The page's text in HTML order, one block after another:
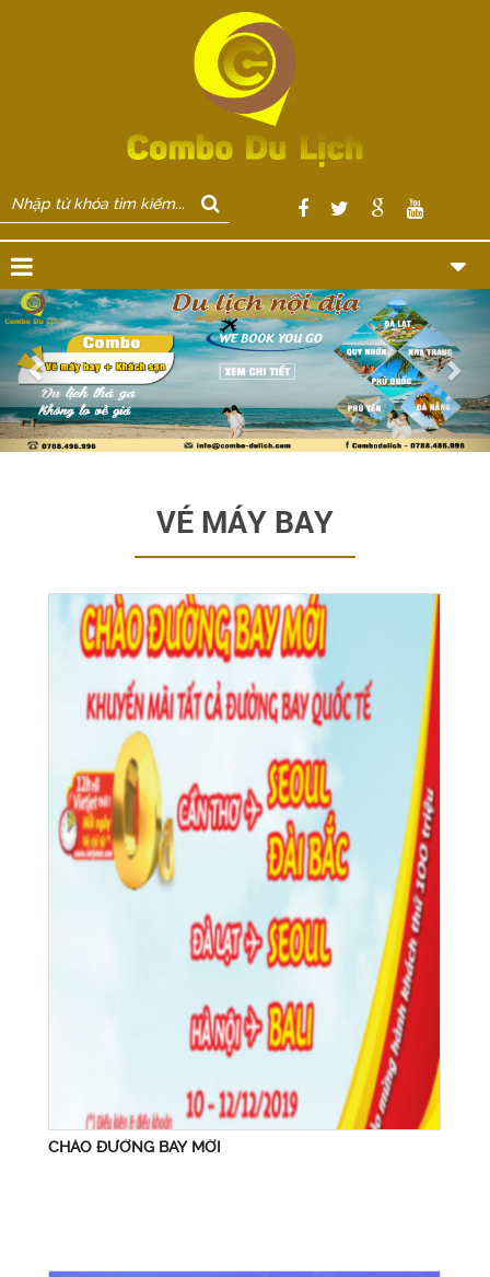
Previous
VÉ MÁY BAY
CHÀO ĐƯỜNG BAY MỚI